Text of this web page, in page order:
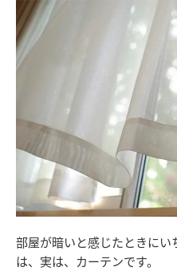
部屋が暗いと感じたときに
は、実は、カーテンです。